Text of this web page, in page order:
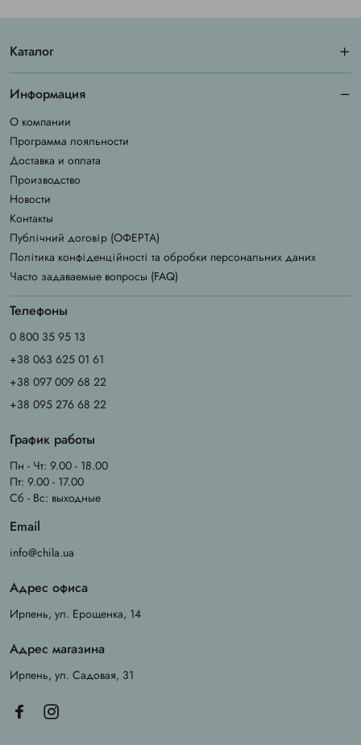
Каталог
Информация
О компании
Программа лояльности
Доставка и оплата
Производство
Новости
Контакты
Публічний договір (ОФЕРТА)
Політика конфіденційності та обробки персональних даних
Часто задаваемые вопросы (FAQ)
Телефоны
0 800 35 95 13
+38 063 625 01 61
+38 097 009 68 22
+38 095 276 68 22
График работы
Пн - Чт: 9.00 - 18.00
Пт: 9.00 - 17.00
Сб - Вс: выходные
Email
info@chila.ua
Адрес офиса
Ирпень, ул. Ерощенка, 14
Адрес магазина
Ирпень, ул. Садовая, 31